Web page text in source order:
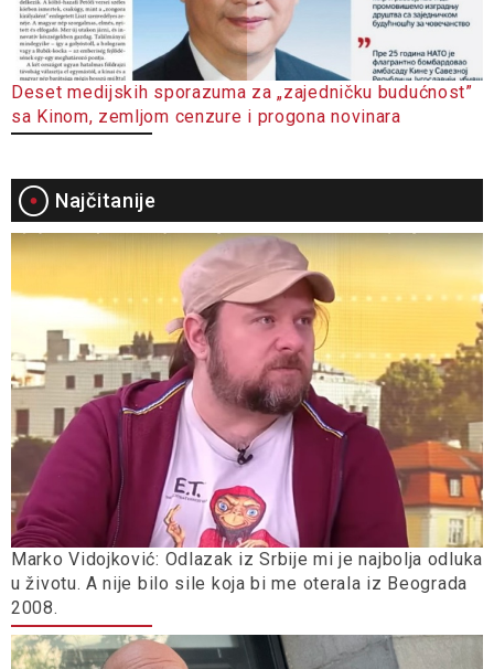
Deset medijskih sporazuma za „zajedničku budućnost”
sa Kinom, zemljom cenzure i progona novinara
Najčitanije
Marko Vidojković: Odlazak iz Srbije mi je najbolja odluka
u životu. A nije bilo sile koja bi me oterala iz Beograda
2008.